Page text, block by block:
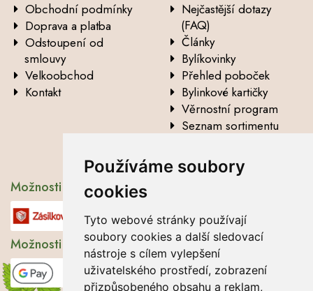
Používáme soubory
cookies
Tyto webové stránky používají
soubory cookies a další sledovací
nástroje s cílem vylepšení
uživatelského prostředí, zobrazení
přizpůsobeného obsahu a reklam,
Obchodní podmínky
Doprava a platba
Odstoupení od
smlouvy
Velkoobchod
Kontakt
Nejčastější dotazy
(FAQ)
Články
Bylíkovinky
Přehled poboček
Bylinkové kartičky
Věrnostní program
Seznam sortimentu
údajů
Možnosti dopravy
Možnosti platby